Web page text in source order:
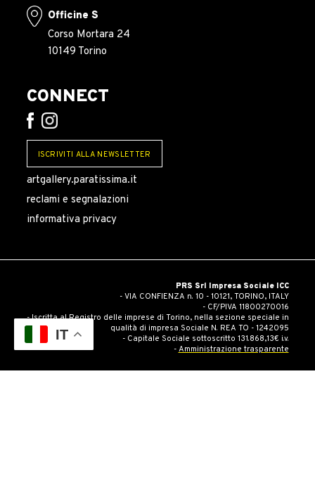
Officine S
Corso Mortara 24
10149 Torino
CONNECT
ISCRIVITI ALLA NEWSLETTER
artgallery.paratissima.it
reclami e segnalazioni
informativa privacy
PRS Srl Impresa Sociale ICC
- VIA CONFIENZA n. 10 - 10121, TORINO, ITALY
- CF/PIVA 11800270016
- Iscritta al Registro delle imprese di Torino, nella sezione speciale in
qualità di impresa Sociale N. REA TO - 1242095
- Capitale Sociale sottoscritto 131.868,13€ i.v.
- Amministrazione trasparente
IT